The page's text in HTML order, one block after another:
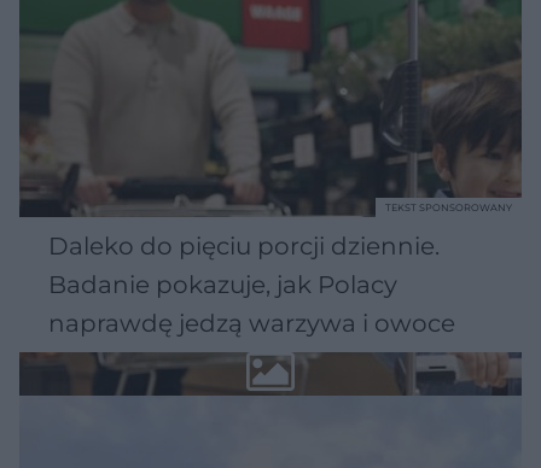
Daleko do pięciu porcji dziennie.
Badanie pokazuje, jak Polacy
naprawdę jedzą warzywa i owoce
TEKST SPONSOROWANY